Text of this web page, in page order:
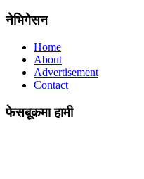
नेभिगेसन
Home
About
Advertisement
Contact
फेसबूकमा हामी